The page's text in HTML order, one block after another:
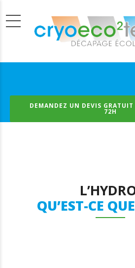
DEMANDEZ UN DEVIS GRATUIT
72H
QU’EST-CE